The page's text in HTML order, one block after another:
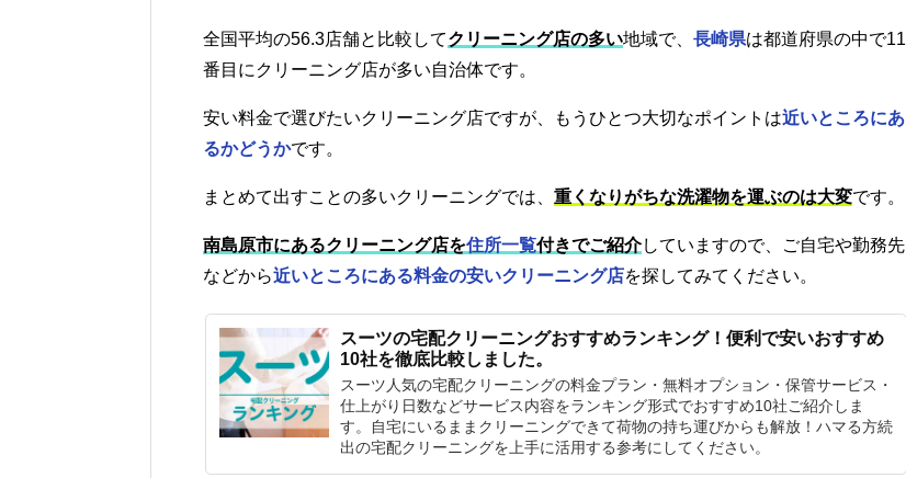
全国平均の56.3店舗と比較してクリーニング店の多い地域で、 長崎県は都道府県の中で11
番目にクリーニング店が多い自治体です。
安い料金で選びたいクリーニング店ですが、もうひとつ大切なポイントは近いところにあ
るかどうかです。
まとめて出すことの多いクリーニングでは、 重くなりがちな洗濯物を運ぶのは大変です。
南島原市にあるクリーニング店を住所一覧付きでご紹介していますので、ご自宅や勤務先
などから近いところにある料金の安いクリーニング店を探してみてください。
スーツの宅配クリーニングおすすめランキング！便利で安いおすすめ
10社を徹底比較しました。
スーツ人気の宅配クリーニングの料金プラン・無料オプション・保管サービス・
仕上がり日数などサービス内容をランキング形式でおすすめ10社ご紹介しま
す。自宅にいるままクリーニングできて荷物の持ち運びからも解放！ハマる方続
出の宅配クリーニングを上手に活用する参考にしてください。